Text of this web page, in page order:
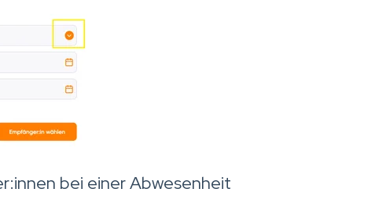
bei einer Abwesenheit